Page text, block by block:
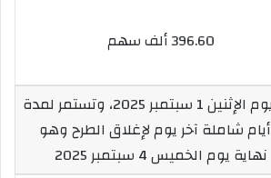
396.60 ألف سهم
تبدأ يوم الإثنين 1 سبتمبر 2025، وتستمر لمدة
4 أيام شاملة آخر يوم لإغلاق الطرح وهو
نهاية يوم الخميس 4 سبتمبر 2025